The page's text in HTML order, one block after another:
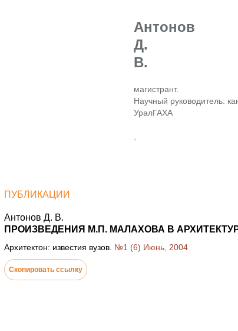
Антонов
Д.
В.
магистрант.
Научный руководитель:
УралГАХА
ПУБЛИКАЦИИ
Антонов Д. В.
ПРОИЗВЕДЕНИЯ М.П. МАЛАХОВА В
Архитектон: известия вузов. №1 (6) Июнь, 2004
Скопировать ссылку